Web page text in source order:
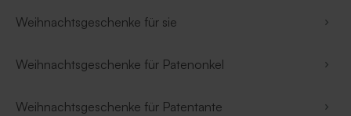
Weihnachtsgeschenke für sie
Weihnachtsgeschenke für Patenonkel
Weihnachtsgeschenke für Patentante